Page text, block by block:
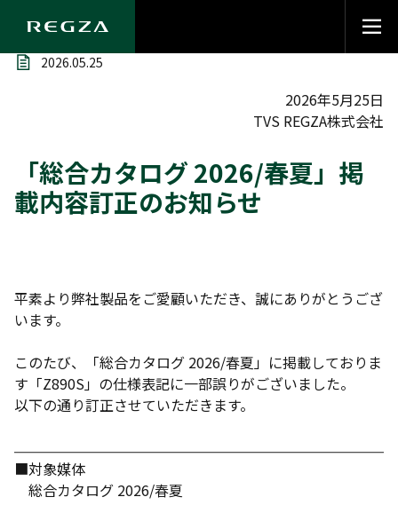
2026.05.25
2026年5月25日
TVS REGZA株式会社
「総合カタログ 2026/春夏」掲
載内容訂正のお知らせ
平素より弊社製品をご愛顧いただき、誠にありがとうござ
います。
このたび、「総合カタログ 2026/春夏」に掲載しておりま
す「Z890S」の仕様表記に一部誤りがございました。
以下の通り訂正させていただきます。
■対象媒体
総合カタログ 2026/春夏